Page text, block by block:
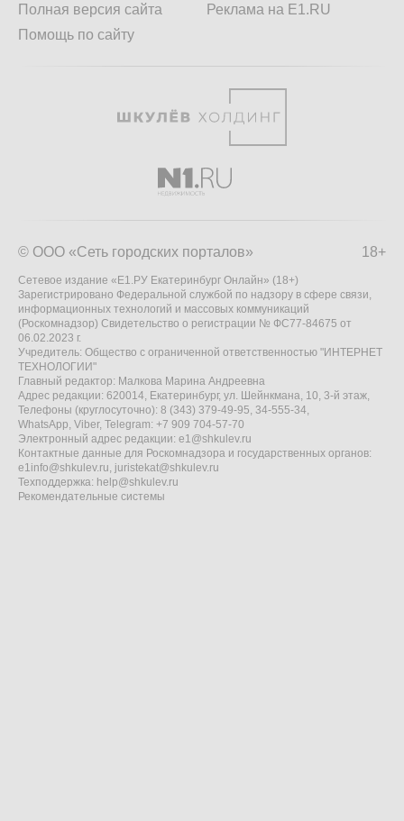
Полная версия сайта
Помощь по сайту
Реклама на E1.RU
18+
© ООО «Сеть городских порталов»
Сетевое издание «Е1.РУ Екатеринбург Онлайн» (18+)
Зарегистрировано Федеральной службой по надзору в сфере связи,
информационных технологий и массовых коммуникаций
(Роскомнадзор) Свидетельство о регистрации № ФС77-84675 от
06.02.2023 г.
Учредитель: Общество с ограниченной ответственностью "ИНТЕРНЕТ
ТЕХНОЛОГИИ"
Главный редактор: Малкова Марина Андреевна
Адрес редакции: 620014, Екатеринбург, ул. Шейнкмана, 10, 3-й этаж,
Телефоны (круглосуточно): 8 (343) 379-49-95, 34-555-34,
WhatsApp, Viber, Telegram: +7 909 704-57-70
Электронный адрес редакции: e1@shkulev.ru
Контактные данные для Роскомнадзора и государственных органов:
e1info@shkulev.ru, juristekat@shkulev.ru
Техподдержка: help@shkulev.ru
Рекомендательные системы